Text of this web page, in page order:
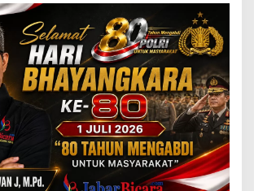
a
n
d
i
r
i
T
a
n